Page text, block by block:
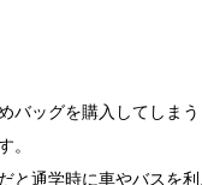
バッグを購入してしま
。
と通学時に車やバスを利